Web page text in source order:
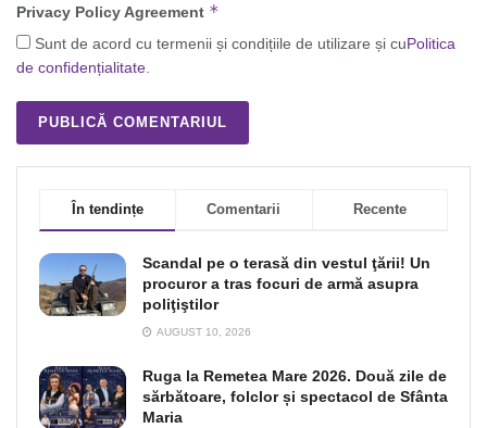
Privacy Policy Agreement *
Sunt de acord cu termenii și condițiile de utilizare și cuPolitica
de confidențialitate.
În tendințe Comentarii Recente
Scandal pe o terasă din vestul ţării! Un
procuror a tras focuri de armă asupra
poliţiştilor
AUGUST 10, 2026
Ruga la Remetea Mare 2026. Două zile de
sărbătoare, folclor și spectacol de Sfânta
Maria